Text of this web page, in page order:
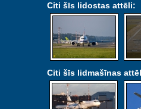
Citi šīs lidostas attēli:
Citi šīs lidmašīnas